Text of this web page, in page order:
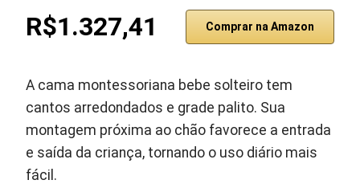
R$1.327,41 Comprar na Amazon
A cama montessoriana bebe solteiro tem
cantos arredondados e grade palito. Sua
montagem próxima ao chão favorece a entrada
e saída da criança, tornando o uso diário mais
fácil.